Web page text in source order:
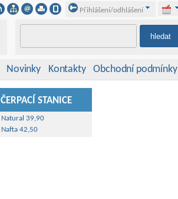
Přihlášení/odhlášení
Novinky Kontakty Obchodní podmínky
ČERPACÍ STANICE
Natural 39,90
Nafta 42,50